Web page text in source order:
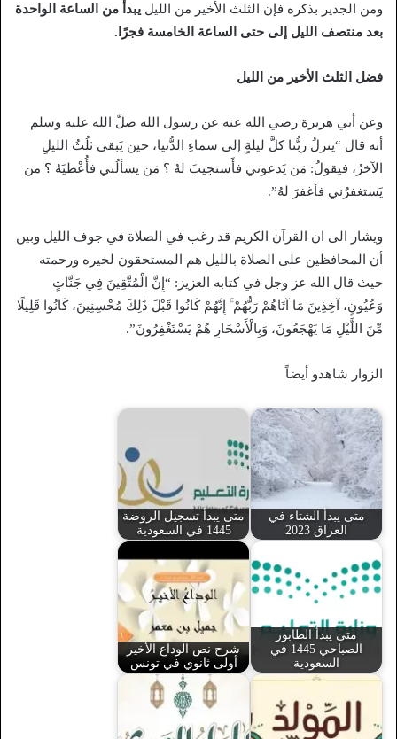
ومن الجدير بذكره فإن الثلث الأخير من الليل يبدأ من الساعة الواحدة
بعد منتصف الليل إلى حتى الساعة الخامسة فجرًا.
فضل الثلث الأخير من الليل
وعن أبي هريرة رضي الله عنه عن رسول الله صلّ الله عليه وسلم
أنه قال “ينزلُ ربُّنا كلَّ ليلةٍ إلى سماءِ الدُّنيا، حين يَبقى ثلُثُ الليلِ
الآخرُ، فيقولُ: مَن يَدعوني فأَستجيبَ لهُ ؟ مَن يسألُني فأُعْطيَهُ ؟ من
يَستغفرُني فأغفرَ لهُ”.
ويشار الى ان القرآن الكريم قد رغب في الصلاة في جوف الليل وبين
أن المحافظين على الصلاة بالليل هم المستحقون لخيره ورحمته
حيث قال الله عز وجل في كتابه العزيز: “إِنَّ الْمُتَّقِينَ فِي جَنَّاتٍ
وَعُيُونٍ، آخِذِينَ مَا آتَاهُمْ رَبُّهُمْ ۚ إِنَّهُمْ كَانُوا قَبْلَ ذَٰلِكَ مُحْسِنِينَ، كَانُوا قَلِيلًا
مِّنَ اللَّيْلِ مَا يَهْجَعُونَ، وَبِالْأَسْحَارِ هُمْ يَسْتَغْفِرُونَ”.
الزوار شاهدو أيضاً
متى يبدأ الشتاء في
العراق 2023
متى يبدأ تسجيل الروضة
1445 في السعودية
متى يبدأ الطابور
الصباحي 1445 في
السعودية
شرح نص الوداع الأخير
أولى ثانوي في تونس